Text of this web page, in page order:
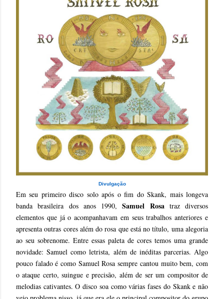
Divulgação
Em seu primeiro disco solo após o fim do Skank, mais longeva
banda brasileira dos anos 1990,Samuel Rosatraz diversos
elementos que já o acompanhavam em seus trabalhos anteriores e
apresenta outras cores além do rosa que está no título, uma alegoria
ao seu sobrenome. Entre essas paleta de cores temos uma grande
novidade: Samuel como letrista, além de inéditas parcerias. Algo
pouco falado é como Samuel Rosa sempre cantou muito bem, com
o ataque certo, suingue e precisão, além de ser um compositor de
melodias cativantes. O disco soa como várias fases do Skank e não